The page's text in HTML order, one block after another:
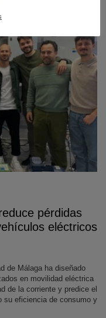
pérdidas
eléctricos
de Málaga ha diseñado
en movilidad eléctrica
de la corriente y predice el
su eficiencia de consumo y